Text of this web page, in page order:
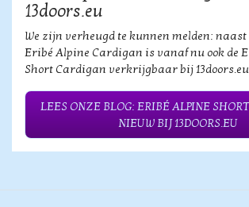
13doors.eu
We zijn verheugd te kunnen melden:
Eribé Alpine Cardigan is vanaf nu ook de
Short Cardigan verkrijgbaar bij
LEES ONZE BLOG: ERIBÉ ALPINE
NIEUW BIJ 13DOORS.EU